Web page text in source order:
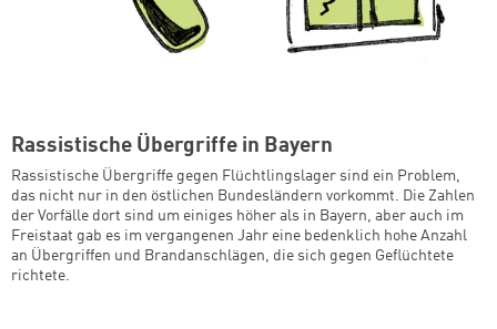
Rassistische Übergriffe in Bayern
Rassistische Übergriffe gegen Flüchtlingslager sind ein Problem,
das nicht nur in den östlichen Bundesländern vorkommt. Die Zahlen
der Vorfälle dort sind um einiges höher als in Bayern, aber auch im
Freistaat gab es im vergangenen Jahr eine bedenklich hohe Anzahl
an Übergriffen und Brandanschlägen, die sich gegen Geflüchtete
richtete.